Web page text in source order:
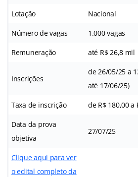
Lotação Nacional
Número de vagas 1.000 vagas
Remuneração até R$ 26,8 mil
Inscrições
de 26/05/25 a
até 17/06/25)
Taxa de inscrição de R$ 180,00 a
Data da prova
objetiva
27/07/25
Clique aqui para ver
o edital completo da